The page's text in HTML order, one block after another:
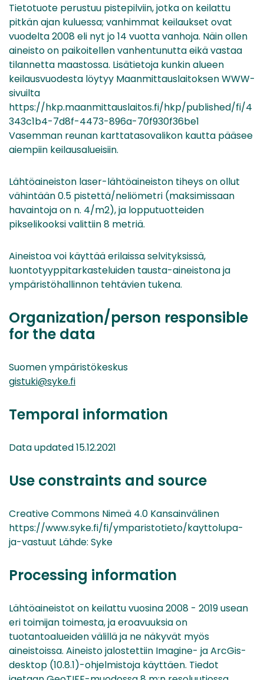
Tietotuote perustuu pistepilviin, jotka on keilattu
pitkän ajan kuluessa; vanhimmat keilaukset ovat
vuodelta 2008 eli nyt jo 14 vuotta vanhoja. Näin ollen
aineisto on paikoitellen vanhentunutta eikä vastaa
tilannetta maastossa. Lisätietoja kunkin alueen
keilausvuodesta löytyy Maanmittauslaitoksen WWW-
sivuilta
https://hkp.maanmittauslaitos.fi/hkp/published/fi/4
343c1b4-7d8f-4473-896a-70f930f36be1
Vasemman reunan karttatasovalikon kautta pääsee
aiempiin keilausalueisiin.
Lähtöaineiston laser-lähtöaineiston tiheys on ollut
vähintään 0.5 pistettä/neliömetri (maksimissaan
havaintoja on n. 4/m2), ja lopputuotteiden
pikselikooksi valittiin 8 metriä.
Aineistoa voi käyttää erilaissa selvityksissä,
luontotyyppitarkasteluiden tausta-aineistona ja
ympäristöhallinnon tehtävien tukena.
Organization/person responsible
for the data
Suomen ympäristökeskus
gistuki@syke.fi
Temporal information
Data updated 15.12.2021
Use constraints and source
Creative Commons Nimeä 4.0 Kansainvälinen
https://www.syke.fi/fi/ymparistotieto/kayttolupa-
ja-vastuut Lähde: Syke
Processing information
Lähtöaineistot on keilattu vuosina 2008 - 2019 usean
eri toimijan toimesta, ja eroavuuksia on
tuotantoalueiden välillä ja ne näkyvät myös
aineistoissa. Aineisto jalostettiin Imagine- ja ArcGis-
desktop (10.8.1)-ohjelmistoja käyttäen. Tiedot